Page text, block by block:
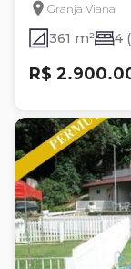
Granja Viana
361 m² 4
R$